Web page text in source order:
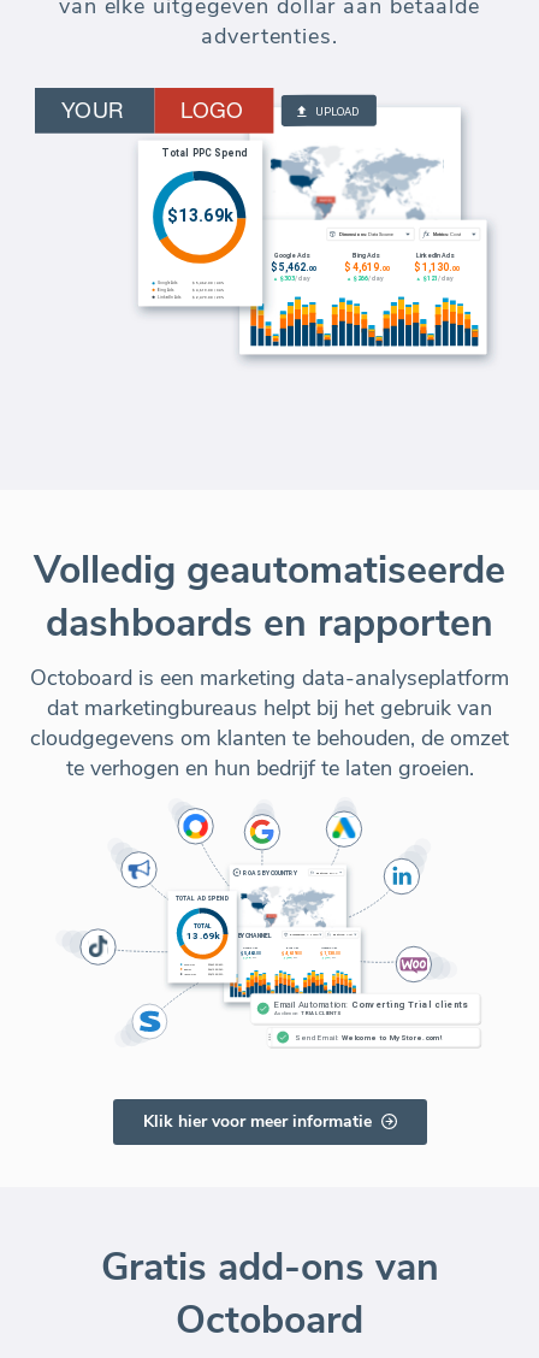
van elke uitgegeven dollar aan betaalde
advertenties.
Volledig geautomatiseerde
dashboards en rapporten
Octoboard is een marketing data-analyseplatform
dat marketingbureaus helpt bij het gebruik van
cloudgegevens om klanten te behouden, de omzet
te verhogen en hun bedrijf te laten groeien.
Klik hier voor meer informatie
Gratis add-ons van
Octoboard